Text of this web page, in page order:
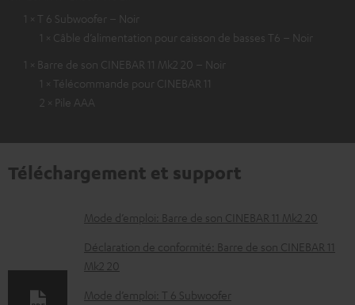
1 × T 6 Subwoofer – Noir
1 × Câble d’alimentation pour caisson de basses T6 – Noir
1 × Barre de son CINEBAR 11 Mk2 20 – Noir
1 × Télécommande pour CINEBAR 11
2 × Pile AAA
Téléchargement et support
D
o
c
u
Mode d’emploi: Barre de son CINEBAR 11 Mk2 20
Déclaration de conformité: Barre de son CINEBAR 11
Mk2 20
Mode d’emploi: T 6 Subwoofer